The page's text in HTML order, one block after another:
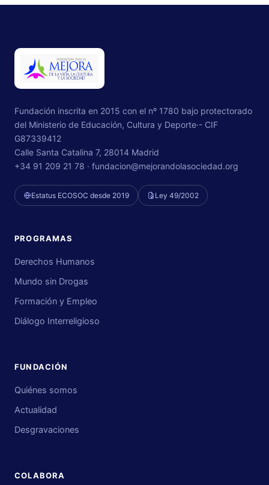
Fundación inscrita en 2015 con el nº 1780 bajo protectorado
del Ministerio de Educación, Cultura y Deporte·- CIF
G87339412
Calle Santa Catalina 7, 28014 Madrid
+34 91 209 21 78 · fundacion@mejorandolasociedad.org
Estatus ECOSOC desde 2019 Ley 49/2002
PROGRAMAS
Derechos Humanos
Mundo sin Drogas
Formación y Empleo
Diálogo Interreligioso
FUNDACIÓN
Quiénes somos
Actualidad
Desgravaciones
COLABORA